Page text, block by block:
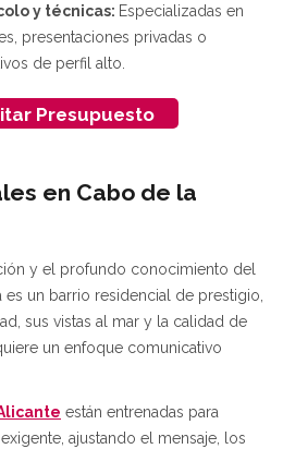
y técnicas: Especializadas en
presentaciones privadas o
de perfil alto.
Presupuesto
en Cabo de la
y el profundo conocimiento del
un barrio residencial de prestigio,
sus vistas al mar y la calidad de
un enfoque comunicativo
están entrenadas para
ajustando el mensaje, los